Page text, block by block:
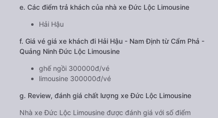
e. Các điểm trả khách của nhà xe Đức Lộc Limousine
Hải Hậu
f. Giá vé giá xe khách đi Hải Hậu - Nam Định từ Cẩm Phả -
Quảng Ninh Đức Lộc Limousine
ghế ngồi 300000đ/vé
limousine 300000đ/vé
g. Review, đánh giá chất lượng xe Đức Lộc Limousine
Nhà xe Đức Lộc Limousine được đánh giá với số điểm